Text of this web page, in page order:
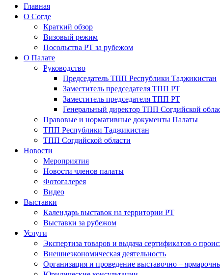
Главная
О Согде
Краткий обзор
Визовый режим
Посольства РТ за рубежом
О Палате
Руководство
Председатель ТПП Республики Таджикистан
Заместитель председателя ТПП РТ
Заместитель председателя ТПП РТ
Генеральный директор ТПП Согдийской
Правовые и нормативные документы Палаты
ТПП Республики Таджикистан
ТПП Согдийской области
Новости
Мероприятия
Новости членов палаты
Фотогалерея
Видео
Выставки
Календарь выставок на территории РТ
Выставки за рубежом
Услуги
Экспертиза товаров и выдача сертификатов о
Внешнеэкономическая деятельность
Организация и проведение выставочно –